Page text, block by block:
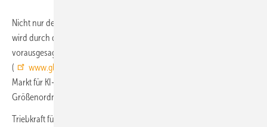
Nicht nur der Bauwirtschaft, sondern auch den peripheren Gewerken
wird durch den Einsatz Künstlicher Intelligenz eine große Zukunft
vorausgesagt. Das US-Marktforschungsunternehmen Globenewswire
(
www.globenewswire.com
Markt für KI-Anwendungen in der Baubranche bis zum Jahr 2026 eine
Größenordnung von 4,5 Mrd. US-Dollar erreichen wird.
Triebkraft für den Einsatz von Künstlicher Intelligenz am Bau ist in